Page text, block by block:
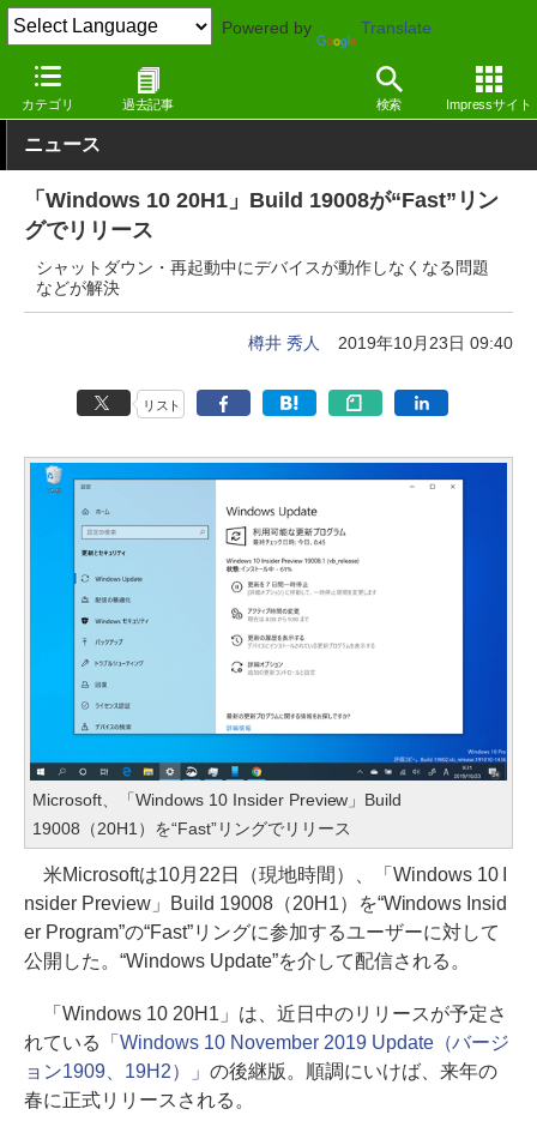
Powered by Translate
カテゴリ 過去記事 検索 Impressサイト
窓の杜 システム・ファイル Windows
ニュース
「Windows 10 20H1」Build 19008が“Fast”リン
グでリリース
シャットダウン・再起動中にデバイスが動作しなくなる問題
などが解決
樽井 秀人 2019年10月23日 09:40
リスト
Microsoft、「Windows 10 Insider Preview」Build
19008（20H1）を“Fast”リングでリリース
米Microsoftは10月22日（現地時間）、「Windows 10 I
nsider Preview」Build 19008（20H1）を“Windows Insid
er Program”の“Fast”リングに参加するユーザーに対して
公開した。“Windows Update”を介して配信される。
「Windows 10 20H1」は、近日中のリリースが予定さ
れている
「Windows 10 November 2019 Update（バージ
ョン1909、19H2）」 の後継版。順調にいけば、来年の
春に正式リリースされる。